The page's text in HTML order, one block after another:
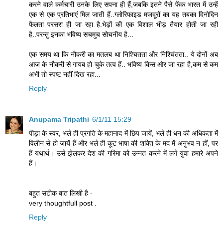
करने वाले कर्मचारी उनके लिए सपना ही हैं,जबकि इतने पैसे फेंक भारत में उन्हें
एक से एक प्रतिभाएं मिल जाती हैं..ग्लोरिफाइड मजदूरों का यह तबका दिनोदिन
फैलता परसरा ही जा रहा है.भेड़ों की एक विशाल भीड़ तैयार होती जा रही
है..परन्तु इनका भविष्य सचमुच सोचनीय है...
एक समय था कि नौकरी का मतलब था निश्चितता और निश्चिंतता.. ये दोनों अब
आज के नौकरी से गायब हो चुके तत्व हैं.. भविष्य किस ओर जा रहा है,कम से कम
अभी तो स्पष्ट नहीं दिख रहा...
Reply
Anupama Tripathi 6/1/11 15:29
पीड़ा के स्वर, भले ही प्रगति के महानाद में छिप जायें, भले ही धन की अधिकता में
विलीन से हो जायें हैं और भले ही कूट भाषा की शक्ति के मद में अनुभव न हों, पर
हैं यथार्थ। उसे झेलकर देश की गरिमा को उन्नत करने में लगे युवा हमारे अपने
हैं।
बहुत सटीक बात लिखी है -
very thoughtfull post .
Reply